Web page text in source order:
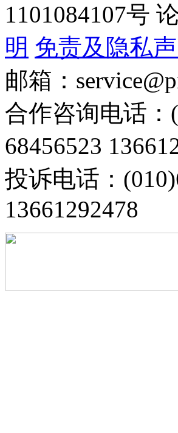
1101084107号
明 免责及隐私
邮箱：
合作咨询电话：
68456523
投诉电话：
13661292478